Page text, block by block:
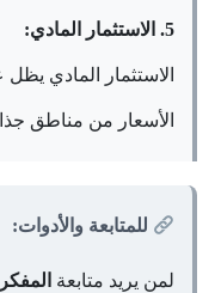
5. الاستثمار المادي:
الاستثمار المادي
الأسعار من مناطق
للمتابعة والأدوات:
لمن يريد متابعة